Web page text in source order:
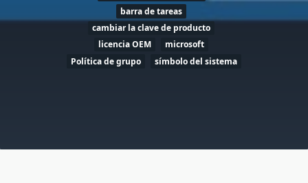
barra de tareas
cambiar la clave de producto
licencia OEM
microsoft
Política de grupo
símbolo del sistema